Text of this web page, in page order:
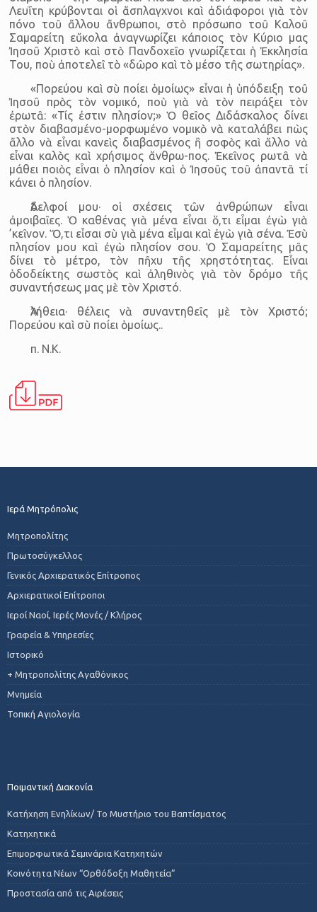
Λευΐτη κρύβονται οἱ ἄσπλαγχνοι καὶ ἀδιάφοροι γιὰ τὸν
πόνο τοῦ ἄλλου ἄνθρωποι, στὸ πρόσωπο τοῦ Καλοῦ
Σαμαρείτη εὔκολα ἀναγνωρίζει κάποιος τὸν Κύριο μας
Ἰησοῦ Χριστὸ καὶ στὸ Πανδοχεῖο γνωρίζεται ἡ Ἐκκλησία
Του, ποὺ ἀποτελεῖ τὸ «δῶρο καὶ τὸ μέσο τῆς σωτηρίας».
«Πορεύου καὶ σὺ ποίει ὁμοίως» εἶναι ἡ ὑπόδειξη τοῦ
Ἰησοῦ πρὸς τὸν νομικό, ποὺ γιὰ νὰ τὸν πειράξει τὸν
ἐρωτᾶ: «Τίς ἐστιν πλησίον;» Ὁ θεῖος Διδάσκαλος δίνει
στὸν διαβασμένο-μορφωμένο νομικὸ νὰ καταλάβει πὼς
ἄλλο νὰ εἶναι κανεὶς διαβασμένος ἢ σοφὸς καὶ ἄλλο νὰ
εἶναι καλὸς καὶ χρήσιμος ἄνθρω-πος. Ἐκεῖνος ρωτᾶ νὰ
μάθει ποιὸς εἶναι ὁ πλησίον καὶ ὁ Ἰησοῦς τοῦ ἀπαντᾶ τί
κάνει ὁ πλησίον.
Ἀδελφοί μου· οἱ σχέσεις τῶν ἀνθρώπων εἶναι
ἀμοιβαῖες. Ὁ καθένας γιὰ μένα εἶναι ὅ,τι εἶμαι ἐγὼ γιὰ
’κεῖνον. Ὅ,τι εἶσαι σὺ γιὰ μένα εἶμαι καὶ ἐγὼ γιὰ σένα. Ἐσὺ
πλησίον μου καὶ ἐγὼ πλησίον σου. Ὁ Σαμαρείτης μᾶς
δίνει τὸ μέτρο, τὸν πῆχυ τῆς χρηστότητας. Εἶναι
ὁδοδείκτης σωστὸς καὶ ἀληθινὸς γιὰ τὸν δρόμο τῆς
συναντήσεως μας μὲ τὸν Χριστό.
Ἀλήθεια· θέλεις νὰ συναντηθεῖς μὲ τὸν Χριστό;
Πορεύου καὶ σὺ ποίει ὁμοίως..
π. Ν.Κ.
Ιερά Μητρόπολις
Μητροπολίτης
Πρωτοσύγκελλος
Γενικός Αρχιερατικός Επίτροπος
Αρχιερατικοί Επίτροποι
Ιεροί Ναοί, Ιερές Μονές / Κλήρος
Γραφεία & Υπηρεσίες
Ιστορικό
+ Μητροπολίτης Αγαθόνικος
Μνημεία
Τοπική Αγιολογία
Ποιμαντική Διακονία
Κατήχηση Ενηλίκων/ Το Μυστήριο του Βαπτίσματος
Κατηχητικά
Επιμορφωτικά Σεμινάρια Κατηχητών
Κοινότητα Νέων “Ορθόδοξη Μαθητεία”
Προστασία από τις Αιρέσεις